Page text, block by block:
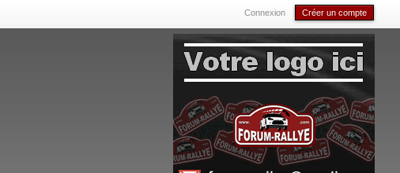
Connexion Créer un compte